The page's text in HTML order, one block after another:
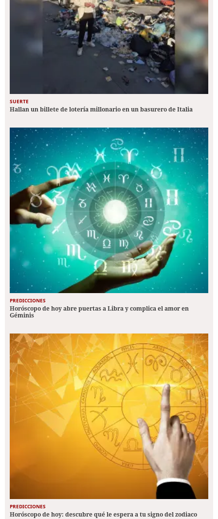
SUERTE
Hallan un billete de lotería millonario en un basurero de Italia
PREDICCIONES
Horóscopo de hoy abre puertas a Libra y complica el amor en
Géminis
PREDICCIONES
Horóscopo de hoy: descubre qué le espera a tu signo del zodiaco